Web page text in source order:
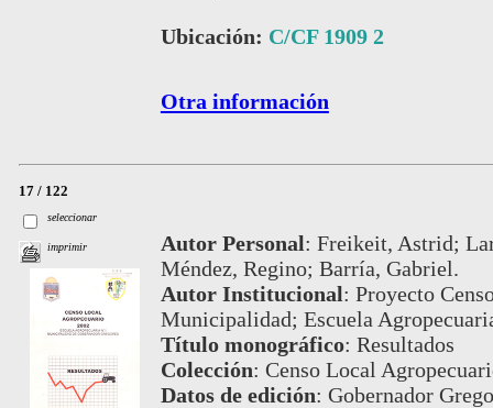
Ubicación: C/CF 1909 2
Otra información
17 / 122
seleccionar
imprimir Autor Personal: Freikeit, Astrid;
Méndez, Regino; Barría, Gabriel.
Autor Institucional: Proyecto
Municipalidad; Escuela
Título monográfico: Resultados
Colección: Censo Local
Datos de edición: Gobernador